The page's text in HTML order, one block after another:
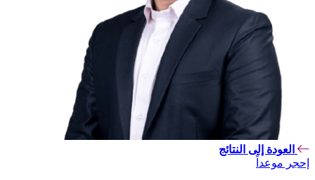
العودة إلى النتائج
إحجر موعداً